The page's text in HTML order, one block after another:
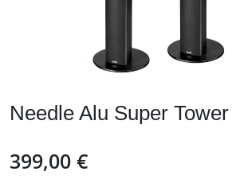
Needle Alu Super Tower
399,00 €